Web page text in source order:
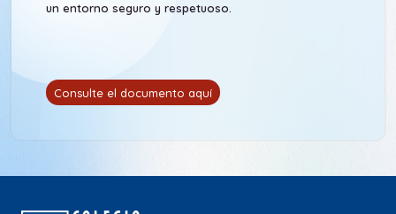
un entorno seguro y respetuoso.
Consulte el documento aquí